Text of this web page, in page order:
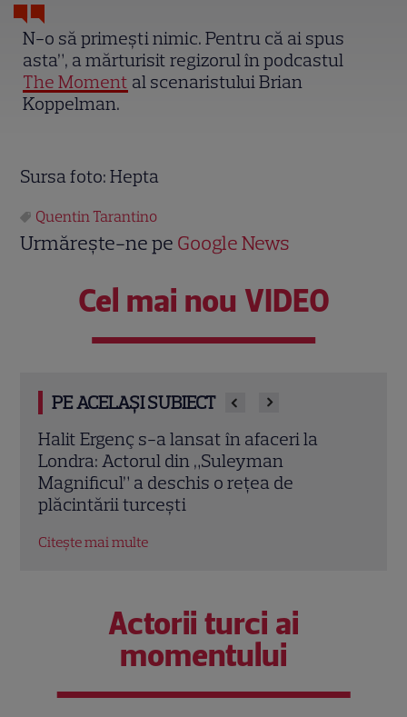
N-o să primești nimic. Pentru că ai spus
asta”, a mărturisit regizorul în podcastul
The Moment al scenaristului Brian
Koppelman.
Sursa foto: Hepta
Quentin Tarantino
Urmărește-ne pe Google News
Cel mai nou VIDEO
PE ACELAȘI SUBIECT
Vedete din România care au ales nume
speciale pentru copii: de la Nina, fetița
Laurei Cosoi, la Jessica lui Pepe și
Josephine a Ginei Pistol
Citește mai multe
Actorii turci ai
momentului